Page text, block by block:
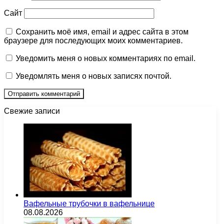
Сайт
Сохранить моё имя, email и адрес сайта в этом
браузере для последующих моих комментариев.
Уведомить меня о новых комментариях по email.
Уведомлять меня о новых записях почтой.
Свежие записи
Вафельные трубочки в вафельнице
08.08.2026